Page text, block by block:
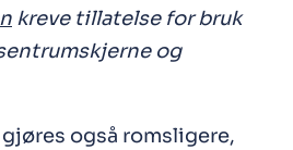
kreve tillatelse for bruk
og
også romsligere,